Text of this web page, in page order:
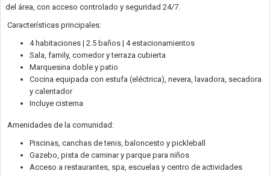
del área, con acceso controlado y seguridad 24/7.
Características principales:
4 habitaciones | 2.5 baños | 4 estacionamientos
Sala, family, comedor y terraza cubierta
Marquesina doble y patio
Cocina equipada con estufa (eléctrica), nevera, lavadora, secadora
y calentador
Incluye cisterna
Amenidades de la comunidad:
Piscinas, canchas de tenis, baloncesto y pickleball
Gazebo, pista de caminar y parque para niños
Acceso a restaurantes, spa, escuelas y centro de actividades